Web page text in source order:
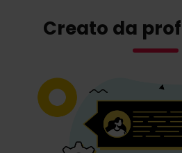
Creato da